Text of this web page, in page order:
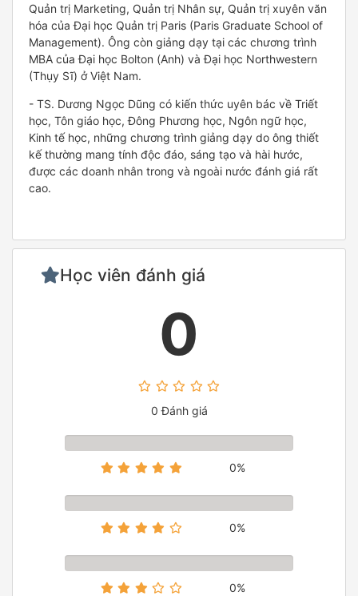
Quản trị Marketing, Quản trị Nhân sự, Quản trị xuyên văn
hóa của Đại học Quản trị Paris (Paris Graduate School of
Management). Ông còn giảng dạy tại các chương trình
MBA của Đại học Bolton (Anh) và Đại học Northwestern
(Thụy Sĩ) ở Việt Nam.
- TS. Dương Ngọc Dũng có kiến thức uyên bác về Triết
học, Tôn giáo học, Đông Phương học, Ngôn ngữ học,
Kinh tế học, những chương trình giảng dạy do ông thiết
kế thường mang tính độc đáo, sáng tạo và hài hước,
được các doanh nhân trong và ngoài nước đánh giá rất
cao.
Học viên đánh giá
0
0 Đánh giá
0%
0%
0%